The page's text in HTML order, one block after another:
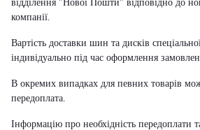
відділення "Нової Пошти" відповідно до
компанії.
Вартість доставки шин та дисків
індивідуально під час оформлення
В окремих випадках для певних товарів
передоплата.
Інформацію про необхідність передоплати